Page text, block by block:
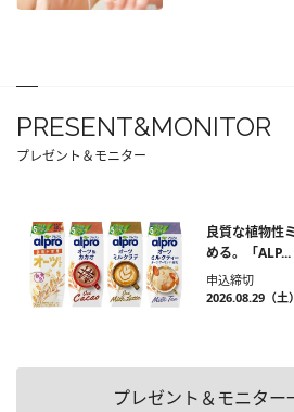
PRESENT&MONITOR
プレゼント＆モニター
良質な植物性
める。「ALP...
申込締切
2026.08.29（土
プレゼント＆モニター